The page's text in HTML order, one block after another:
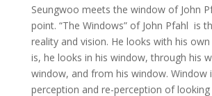
Seungwoo meets the window of John
point. “The Windows” of John Pfahl is
reality and vision. He looks with his
is, he looks in his window, through his
window, and from his window. Window
perception and re-perception of